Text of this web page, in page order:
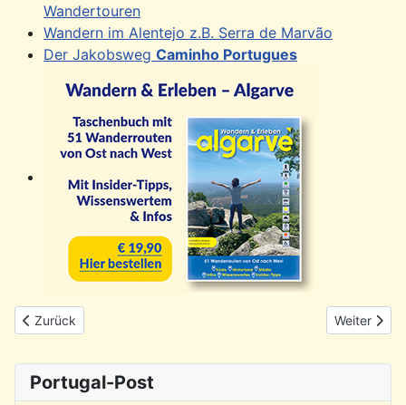
Wandertouren
Wandern im Alentejo z.B. Serra de Marvão
Der Jakobsweg Caminho Portugues
Vorheriger Beitrag: Mit dem Camper durch Portugal
Zurück Nächster
Weiter
Portugal-Post